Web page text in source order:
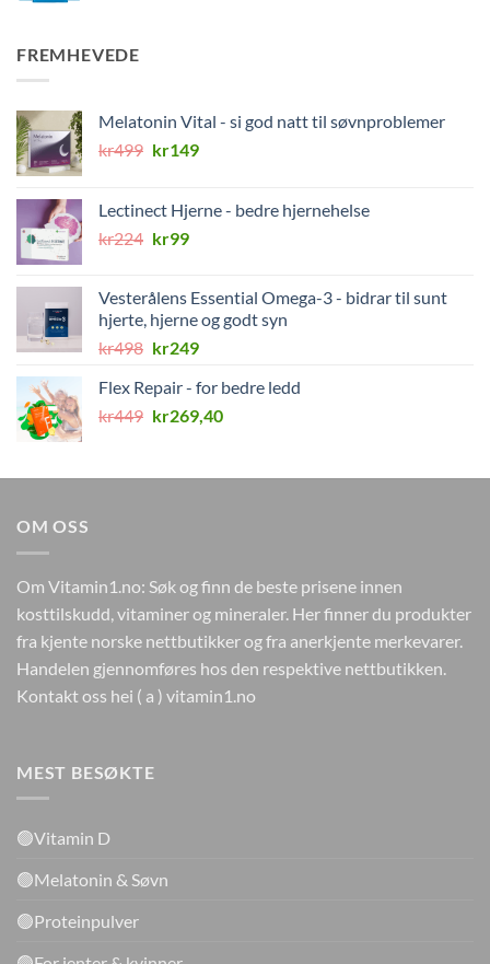
FREMHEVEDE
Melatonin Vital - si god natt til søvnproblemer
kr499 Opprinnelig
kr499.
kr149Nåværende
kr149.
Lectinect Hjerne - bedre hjernehelse
kr224 Opprinnelig
kr224.
kr99Nåværende
kr99.
Vesterålens Essential Omega-3 - bidrar til sunt
hjerte, hjerne og godt syn
kr498 Opprinnelig
var:
kr498.
kr249Nåværende
er:
kr249.
Flex Repair - for bedre ledd
kr449 Opprinnelig
kr449.
kr269,40Nåværende
kr269,40.
OM OSS
Om Vitamin1.no: Søk og finn de beste prisene innen
kosttilskudd, vitaminer og mineraler. Her finner du produkter
fra kjente norske nettbutikker og fra anerkjente merkevarer.
Handelen gjennomføres hos den respektive nettbutikken.
Kontakt oss hei ( a ) vitamin1.no
MEST BESØKTE
🟢Vitamin D
🟢Melatonin & Søvn
🟢Proteinpulver